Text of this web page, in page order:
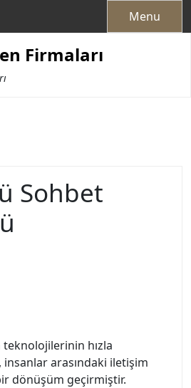
Menu
Firmaları
Sohbet
hızla
arasındaki iletişim
dönüşüm geçirmiştir.